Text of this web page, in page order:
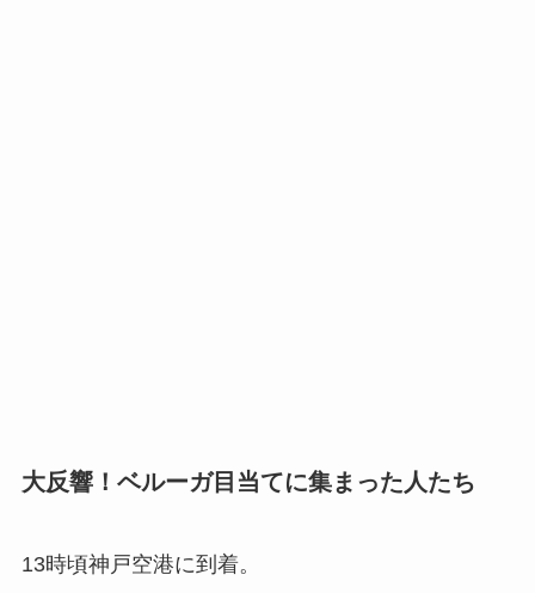
大反響！ベルーガ目当てに集まった人たち
13時頃神戸空港に到着。